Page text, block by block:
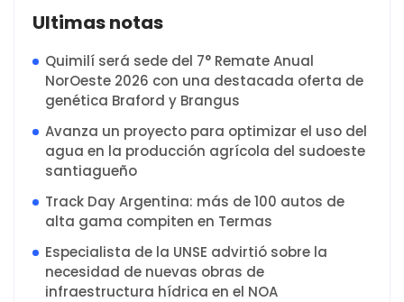
Ultimas notas
Quimilí será sede del 7° Remate Anual
NorOeste 2026 con una destacada oferta de
genética Braford y Brangus
Avanza un proyecto para optimizar el uso del
agua en la producción agrícola del sudoeste
santiagueño
Track Day Argentina: más de 100 autos de
alta gama compiten en Termas
Especialista de la UNSE advirtió sobre la
necesidad de nuevas obras de
infraestructura hídrica en el NOA